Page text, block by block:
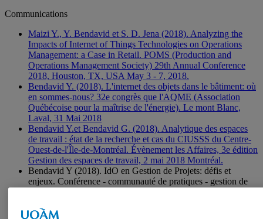
Communications
Maizi Y., Y. Bendavid et S. D. Jena (2018). Analyzing the
Impacts of Internet of Things Technologies on Operations
Management: a Case in Retail. POMS (Production and
Operations Management Society) 29th Annual Conference
2018, Houston, TX, USA May 3 - 7, 2018.
Bendavid Y. (2018). L'internet des objets dans le bâtiment: où
en sommes-nous? 32e congrès que l'AQME (Association
Québécoise pour la maîtrise de l'énergie). Le mont Blanc,
Laval, 31 Mai 2018
Bendavid Y.et Bendavid G. (2018). Analytique des espaces
de travail : état de la recherche et cas du CIUSSS du Centre-
Ouest-de-l'Île-de-Montréal. Évènement les Affaires, 3e édition
Gestion des espaces de travail, 2 mai 2018 Montréal.
Bendavid Y (2018). IdO en Gestion de Projets: défis et
enjeux. Conférence - communauté de pratiques - gestion de
Bendavid Y. (2018). Preconference Seminar: RFID/IoT for